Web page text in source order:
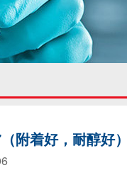
附着好，耐醇好